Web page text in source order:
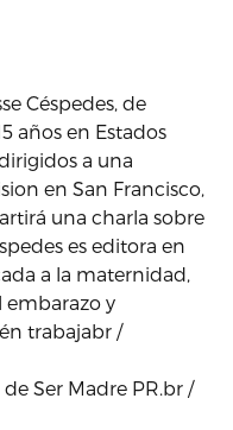
Céspedes, de
años en Estados
a una
en San Francisco,
una charla sobre
es editora en
a la maternidad,
y
trabajabr /
Ser Madre PR.br /